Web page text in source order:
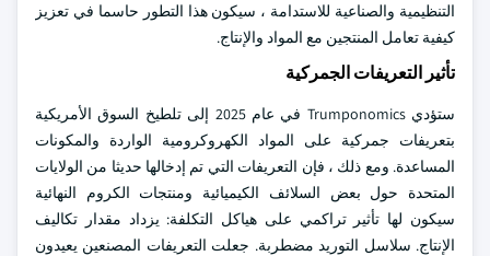
التنظيمية والصناعية للاستدامة ، سيكون هذا التطور حاسما في تعزيز
كيفية تعامل المنتجين مع المواد والإنتاج.
تأثير التعريفات الجمركية
ستؤدي Trumponomics في عام 2025 إلى تلطيخ السوق الأمريكية
بتعريفات جمركية على المواد الكهروكرومية الواردة والمكونات
المساعدة. ومع ذلك ، فإن التعريفات التي تم إدخالها حديثا من الولايات
المتحدة حول بعض السلائف الكيميائية ومنتجات الكروم النهائية
سيكون لها تأثير تراكمي على هياكل التكلفة: يزداد مقدار تكاليف
الإنتاج. سلاسل التوريد مضطربة. جعلت التعريفات المصنعين يعيدون